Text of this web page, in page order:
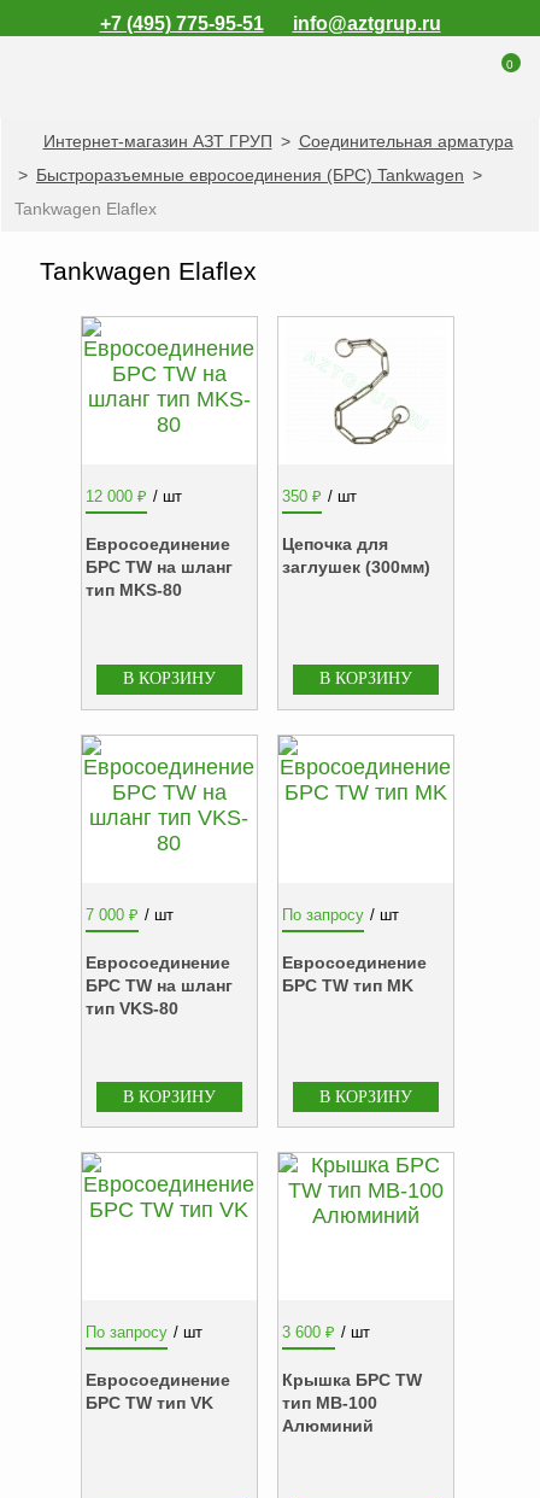
+7 (495) 775-95-51 info@aztgrup.ru
0
КАТАЛОГ ПРОДУКЦИИ
Топливораздаточные
колонки
колонки
Зарядные станции
для электромобилей
Погружные насосы к
ТРК и ГРК
Электронное
оборудование
Устройства громкой
связи и оповещения
Краны раздаточные,
комплектующие
Резервуарное
агрегаты
Устройства слива и
оборудование
Рукава, шланги и
Устройства
автоцистерн и
комплектующие
Интернет-магазин АЗТ ГРУП > Соединительная арматура
> Быстроразъемные евросоединения (БРС) Tankwagen >
Tankwagen Elaflex
Tankwagen Elaflex
12 000 ₽ / шт
Евросоединение
БРС TW на шланг
тип MKS-80
350 ₽ / шт
Цепочка для
заглушек (300мм)
7 000 ₽ / шт
Евросоединение
БРС TW на шланг
тип VKS-80
По запросу / шт
Евросоединение
БРС TW тип MK
По запросу / шт
Евросоединение
БРС TW тип VK
3 600 ₽ / шт
Крышка БРС TW
тип MB-100
Алюминий